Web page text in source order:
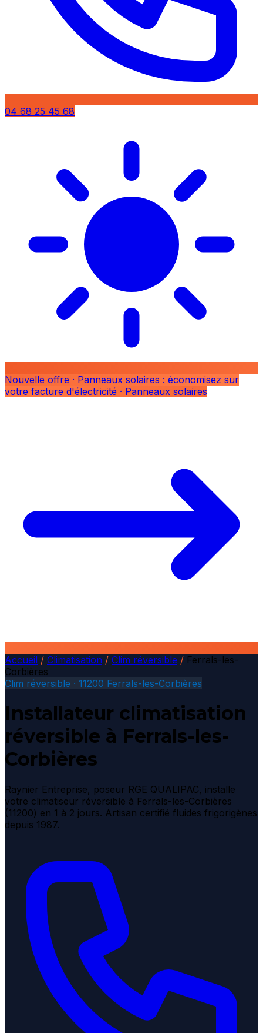
04 68 25 45 68
Nouvelle offre · Panneaux solaires : économisez sur
votre facture d'électricité · Panneaux solaires
Accueil / Climatisation / Clim réversible / Ferrals-les-
Corbières
Clim réversible · 11200 Ferrals-les-Corbières
Installateur climatisation
réversible à Ferrals-les-
Corbières
Raynier Entreprise, poseur RGE QUALIPAC, installe
votre climatiseur réversible à Ferrals-les-Corbières
(11200) en 1 à 2 jours. Artisan certifié fluides frigorigènes
depuis 1987.